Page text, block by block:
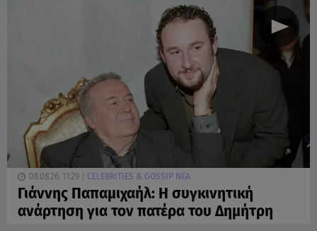
08.08.26, 11:29 CELEBRITIES & GOSSIP ΝΕΑ
Γιάννης Παπαμιχαήλ: Η συγκινητική
ανάρτηση για τον πατέρα του Δημήτρη